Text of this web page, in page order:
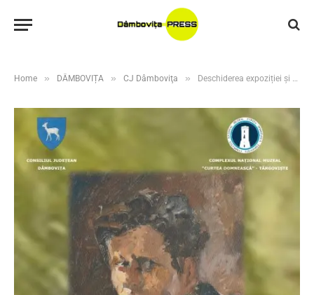
Home » DÂMBOVIȚA » CJ Dâmboviţa » Deschiderea expoziției și premierea câștigătorilor Salonului Anual de Grafică „Marin Petre Constantin”, ediția a IV-a, Târgoviște, 2026